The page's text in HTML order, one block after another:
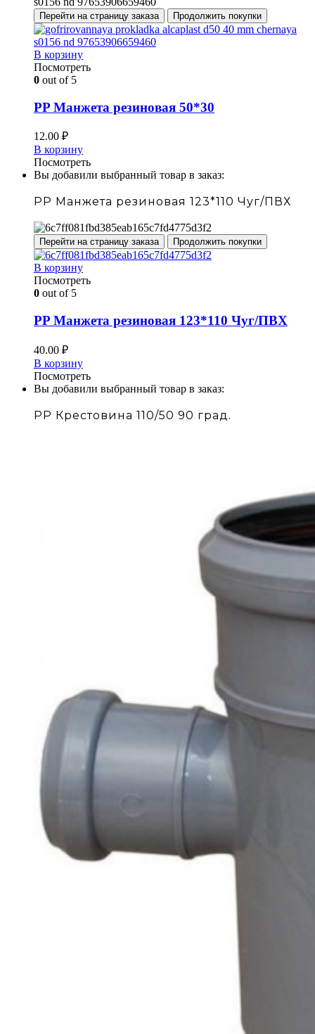
Перейти на страницу заказа Продолжить покупки
В корзину
Посмотреть
0 out of 5
PP Манжета резиновая 50*30
12.00 ₽
В корзину
Посмотреть
Вы добавили выбранный товар в заказ:
PP Манжета резиновая 123*110 Чуг/ПВХ
Перейти на страницу заказа Продолжить покупки
В корзину
Посмотреть
0 out of 5
PP Манжета резиновая 123*110 Чуг/ПВХ
40.00 ₽
В корзину
Посмотреть
Вы добавили выбранный товар в заказ:
PP Крестовина 110/50 90 град.